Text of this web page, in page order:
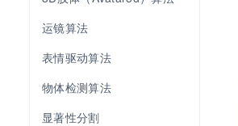
运镜算法
表情驱动算法
物体检测算法
显著性分割